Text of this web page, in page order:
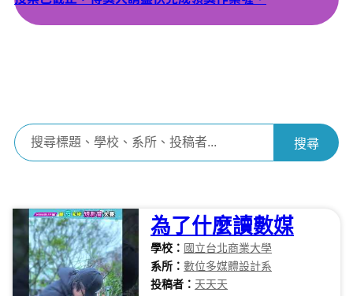
為了什麼讀數媒
學校： 國立台北商業大學
系所： 數位多媒體設計系
投稿者： 天天天